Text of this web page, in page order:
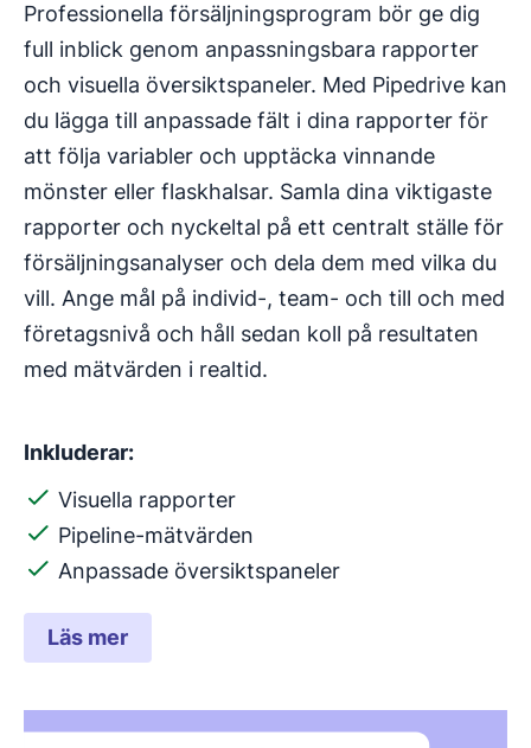
Professionella försäljningsprogram bör ge dig
full inblick genom anpassningsbara rapporter
och visuella översiktspaneler. Med Pipedrive kan
du lägga till anpassade fält i dina rapporter för
att följa variabler och upptäcka vinnande
mönster eller flaskhalsar. Samla dina viktigaste
rapporter och nyckeltal på ett centralt ställe för
försäljningsanalyser och dela dem med vilka du
vill. Ange mål på individ-, team- och till och med
företagsnivå och håll sedan koll på resultaten
med mätvärden i realtid.
Inkluderar:
Visuella rapporter
Pipeline-mätvärden
Anpassade översiktspaneler
Läs mer